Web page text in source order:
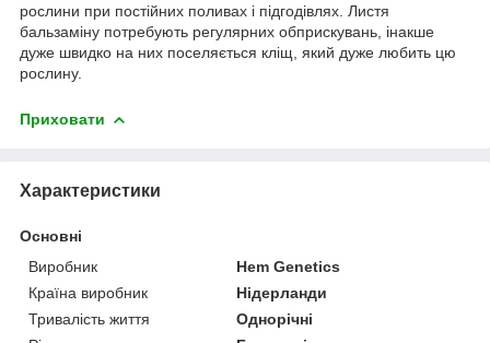
рослини при постійних поливах і підгодівлях. Листя
бальзаміну потребують регулярних обприскувань, інакше
дуже швидко на них поселяється кліщ, який дуже любить цю
рослину.
Приховати
Характеристики
Основні
Виробник
Hem Genetics
Країна виробник
Нідерланди
Тривалість життя
Однорічні